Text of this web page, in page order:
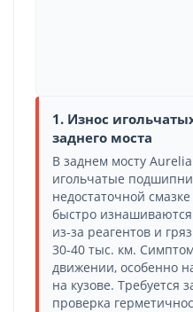
1. Износ
заднего моста
В заднем мосту
игольчатые
недостаточной
быстро
из-за реагентов и
30-40 тыс. км.
движении, особенно
на кузове. Требуется
проверка